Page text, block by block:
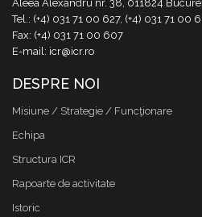
Aleea Alexandru nr. 38, 011824
Tel.: (+4) 031 71 00 627, (+4) 031 71 00
Fax: (+4) 031 71 00 607
E-mail: icr@icr.ro
DESPRE NOI
Misiune / Strategie / Funcţionare
Echipa
Structura ICR
Rapoarte de activitate
Istoric